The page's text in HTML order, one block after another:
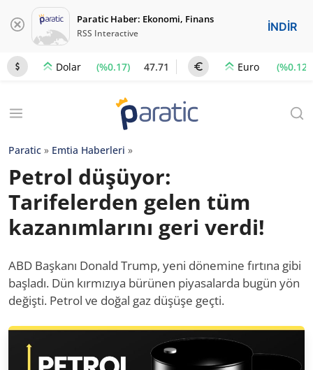
Paratic Haber: Ekonomi, Finans
RSS Interactive İNDİR
Dolar (%0.17) 47.71 Euro (%0.12)
Paratic » Emtia Haberleri »
Petrol düşüyor:
Tarifelerden gelen tüm
kazanımlarını geri verdi!
ABD Başkanı Donald Trump, yeni dönemine fırtına gibi
başladı. Dün kırmızıya bürünen piyasalarda bugün yön
değişti. Petrol ve doğal gaz düşüşe geçti.